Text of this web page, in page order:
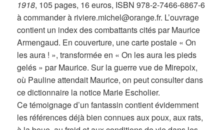
1918, 105 pages, 16 euros, ISBN 978-2-7466-6867-6
à commander à riviere.michel@orange.fr. L’ouvrage
contient un index des combattants cités par Maurice
Armengaud. En couverture, une carte postale « On
les aura ! », transformée en « On les aura les pieds
gelés » par Maurice. Sur la guerre vue de Mirepoix,
où Pauline attendait Maurice, on peut consulter dans
ce dictionnaire la notice Marie Escholier.
Ce témoignage d’un fantassin contient évidemment
les références déjà bien connues aux poux, aux rats,